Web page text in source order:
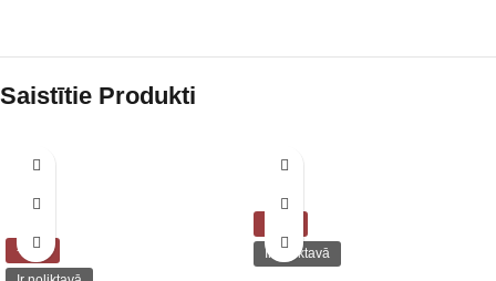
Saistītie Produkti
-50%
Ir noliktavā